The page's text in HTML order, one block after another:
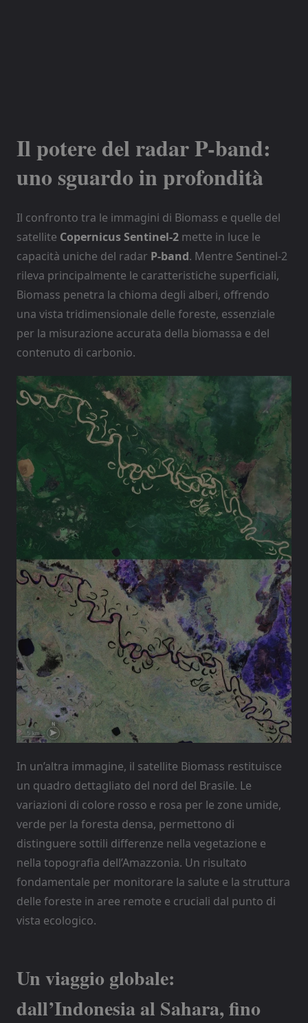
Il potere del radar P-band:
uno sguardo in profondità
Il confronto tra le immagini di Biomass e quelle del
satellite Copernicus Sentinel-2 mette in luce le
capacità uniche del radar P-band. Mentre Sentinel-2
rileva principalmente le caratteristiche superficiali,
Biomass penetra la chioma degli alberi, offrendo
una vista tridimensionale delle foreste, essenziale
per la misurazione accurata della biomassa e del
contenuto di carbonio.
In un’altra immagine, il satellite Biomass restituisce
un quadro dettagliato del nord del Brasile. Le
variazioni di colore rosso e rosa per le zone umide,
verde per la foresta densa, permettono di
distinguere sottili differenze nella vegetazione e
nella topografia dell’Amazzonia. Un risultato
fondamentale per monitorare la salute e la struttura
delle foreste in aree remote e cruciali dal punto di
vista ecologico.
Un viaggio globale:
dall’Indonesia al Sahara, fino